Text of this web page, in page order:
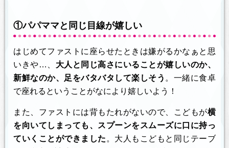
①パパママと同じ目線が嬉しい
はじめてファストに座らせたときは嫌がるかなぁと思
いきや…、 大人と同じ高さにいることが嬉しいのか、
新鮮なのか、足をバタバタして楽しそう 。一緒に食卓
で座れるということがなにより嬉しいよう！
また、ファストには背もたれがないので、こどもが横
を向いてしまっても、スプーンをスムーズに口に持っ
ていくことができました 。大人もこどもと同じテーブ